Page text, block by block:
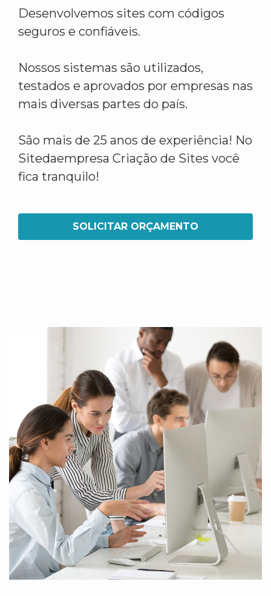
Desenvolvemos sites com códigos
seguros e confiáveis.
Nossos sistemas são utilizados,
testados e aprovados por empresas nas
mais diversas partes do país.
São mais de 25 anos de experiência! No
Sitedaempresa Criação de Sites você
fica tranquilo!
SOLICITAR ORÇAMENTO